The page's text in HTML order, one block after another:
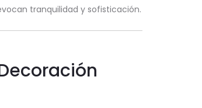
tranquilidad y sofisticación.